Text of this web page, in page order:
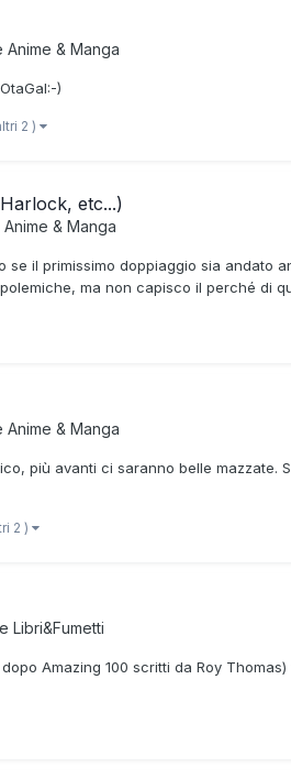
Anime & Manga
)
2 )
etc...)
Anime & Manga
il primissimo doppiaggio sia
ma non capisco il perché di
Anime & Manga
più avanti ci saranno belle
2 )
Libri&Fumetti
Amazing 100 scritti da Roy